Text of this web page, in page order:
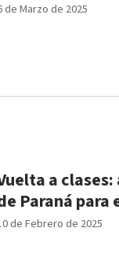
de Marzo de 2025
de Febrero de 2025
a clases:
Paraná para